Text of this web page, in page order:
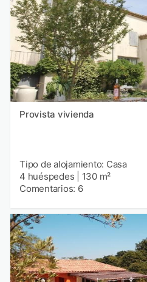
Provista vivienda
Tipo de alojamiento: Casa
4 huéspedes
130 m²
Comentarios: 6